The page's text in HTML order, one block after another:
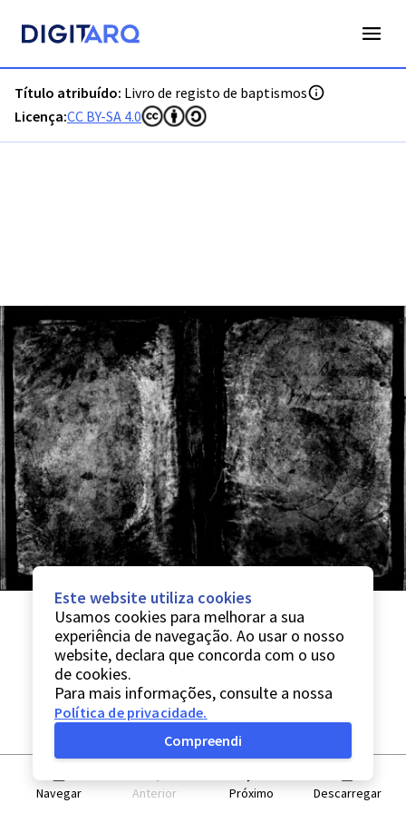
Título atribuído: Livro de registo de baptismos
Licença:CC BY-SA 4.0
Navegar Anterior Próximo Descarregar
Este website utiliza cookies
Usamos cookies para melhorar a sua
experiência de navegação. Ao usar o nosso
website, declara que concorda com o uso
de cookies.
Para mais informações, consulte a nossa
Política de privacidade.
Compreendi